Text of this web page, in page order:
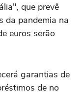
que prevê
da pandemia na
euros serão
garantias de
de no